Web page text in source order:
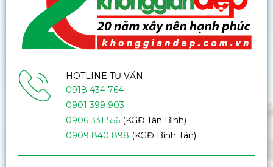
HOTLINE TƯ VẤN
0918 434 764
0901 399 903
0906 331 556(KGĐ.Tân Bình)
0909 840 898 (KGĐ Bình Tân)